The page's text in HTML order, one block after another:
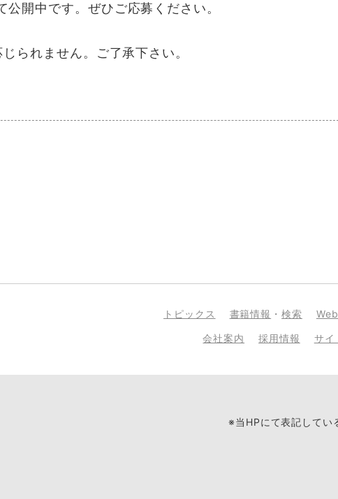
公開中です。ぜひご応募ください。
られません。ご了承下さい。
トピックス 書籍情報 ・検索
会社案内 採用情報 サイ
※当HPにて表記してい